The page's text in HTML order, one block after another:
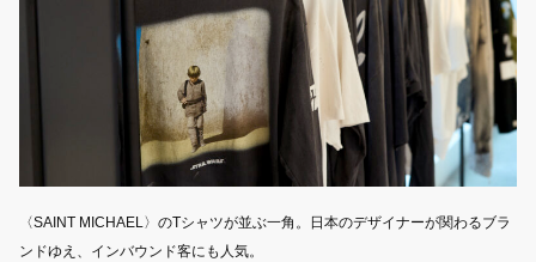
〈SAINT MICHAEL〉のTシャツが並ぶ一角。日本のデザイナーが関わるブラ
ンドゆえ、インバウンド客にも人気。